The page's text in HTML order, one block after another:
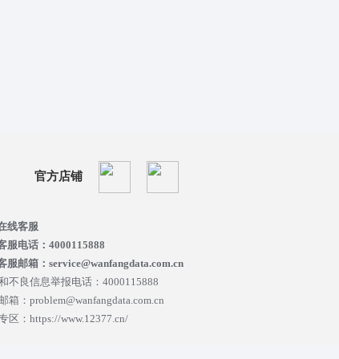
官方店铺
线客服
服电话：4000115888
服邮箱：service@wanfangdata.com.cn
不良信息举报电话：4000115888
箱：problem@wanfangdata.com.cn
区：https://www.12377.cn/